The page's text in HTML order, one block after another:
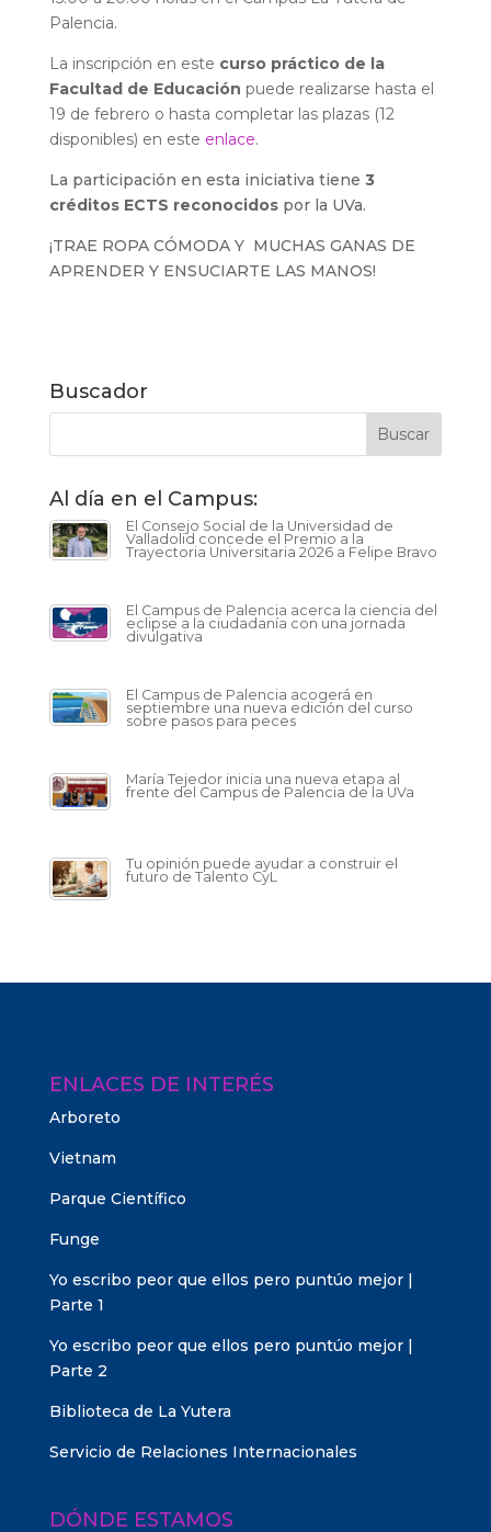
Palencia.
La inscripción en este curso práctico de la
Facultad de Educación puede realizarse hasta el
19 de febrero o hasta completar las plazas (12
disponibles) en este enlace.
La participación en esta iniciativa tiene 3
créditos ECTS reconocidospor la UVa.
¡TRAE ROPA CÓMODA Y MUCHAS GANAS DE
APRENDER Y ENSUCIARTE LAS MANOS!
Buscador
Al día en el Campus:
El Consejo Social de la Universidad de
Valladolid concede el Premio a la
Trayectoria Universitaria 2026 a Felipe Bravo
El Campus de Palencia acerca la ciencia del
eclipse a la ciudadanía con una jornada
divulgativa
El Campus de Palencia acogerá en
septiembre una nueva edición del curso
sobre pasos para peces
María Tejedor inicia una nueva etapa al
frente del Campus de Palencia de la UVa
Tu opinión puede ayudar a construir el
futuro de Talento CyL
ENLACES DE INTERÉS
Arboreto
Vietnam
Parque Científico
Funge
Yo escribo peor que ellos pero puntúo mejor |
Parte 1
Yo escribo peor que ellos pero puntúo mejor |
Parte 2
Biblioteca de La Yutera
Servicio de Relaciones Internacionales
DÓNDE ESTAMOS